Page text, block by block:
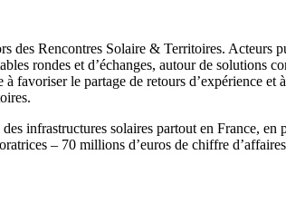
des Rencontres Solaire & Territoires. Acteurs
rondes et d’échanges, autour de solutions
favoriser le partage de retours d’expérience
infrastructures solaires partout en France, en
– 70 millions d’euros de chiffre